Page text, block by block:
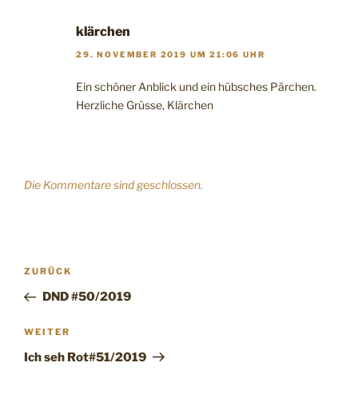
klärchen
29. NOVEMBER 2019 UM 21:06 UHR
Ein schöner Anblick und ein hübsches Pärchen.
Herzliche Grüsse, Klärchen
Die Kommentare sind geschlossen.
Beitragsnavigation
Vorheriger
Beitrag
ZURÜCK
DND #50/2019
Nächster
Beitrag
WEITER
Ich seh Rot#51/2019